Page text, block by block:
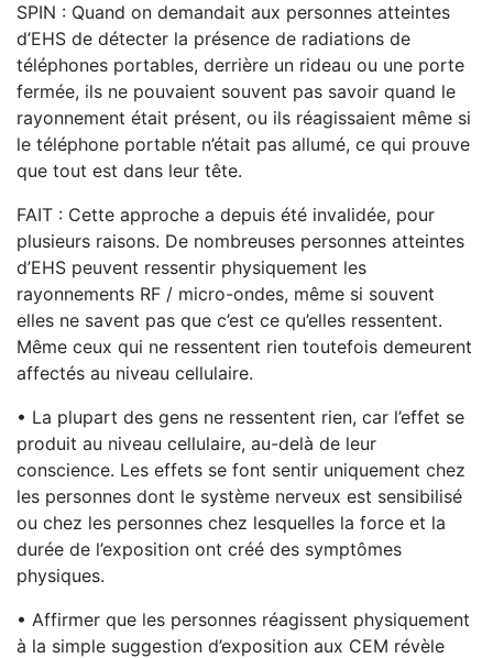
SPIN : Quand on demandait aux personnes atteintes
d’EHS de détecter la présence de radiations de
téléphones portables, derrière un rideau ou une porte
fermée, ils ne pouvaient souvent pas savoir quand le
rayonnement était présent, ou ils réagissaient même si
le téléphone portable n’était pas allumé, ce qui prouve
que tout est dans leur tête.
FAIT : Cette approche a depuis été invalidée, pour
plusieurs raisons. De nombreuses personnes atteintes
d’EHS peuvent ressentir physiquement les
rayonnements RF / micro-ondes, même si souvent
elles ne savent pas que c’est ce qu’elles ressentent.
Même ceux qui ne ressentent rien toutefois demeurent
affectés au niveau cellulaire.
• La plupart des gens ne ressentent rien, car l’effet se
produit au niveau cellulaire, au-delà de leur
conscience. Les effets se font sentir uniquement chez
les personnes dont le système nerveux est sensibilisé
ou chez les personnes chez lesquelles la force et la
durée de l’exposition ont créé des symptômes
physiques.
• Affirmer que les personnes réagissent physiquement
à la simple suggestion d’exposition aux CEM révèle